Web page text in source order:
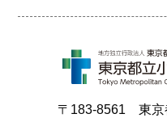
〒183-8561 東